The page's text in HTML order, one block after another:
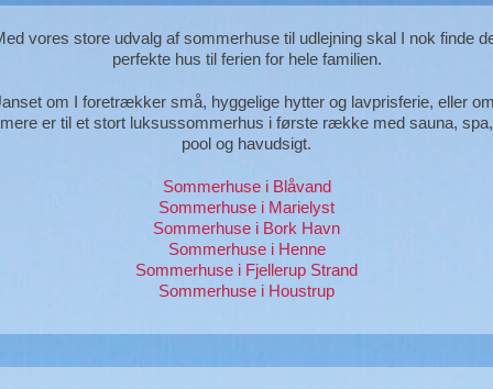
perfekte hus til ferien for hele familien.
mere er til et stort luksussommerhus i første række med sauna, spa,
pool og havudsigt.
Sommerhuse i Marielyst
Sommerhuse i Bork Havn
Sommerhuse i Henne
Sommerhuse i Fjellerup Strand
Sommerhuse i Houstrup